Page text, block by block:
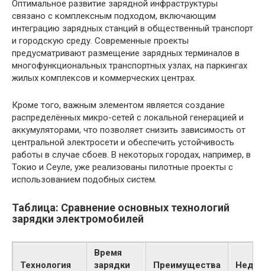
Оптимальное развитие зарядной инфраструктуры
связано с комплексным подходом, включающим
интеграцию зарядных станций в общественный транспорт
и городскую среду. Современные проекты
предусматривают размещение зарядных терминалов в
многофункциональных транспортных узлах, на паркингах
жилых комплексов и коммерческих центрах.
Кроме того, важным элементом является создание
распределённых микро-сетей с локальной генерацией и
аккумуляторами, что позволяет снизить зависимость от
центральной электросети и обеспечить устойчивость
работы в случае сбоев. В некоторых городах, например, в
Токио и Сеуле, уже реализованы пилотные проекты с
использованием подобных систем.
Таблица: Сравнение основных технологий
зарядки электромобилей
Технология
Время
зарядки
Преимущества